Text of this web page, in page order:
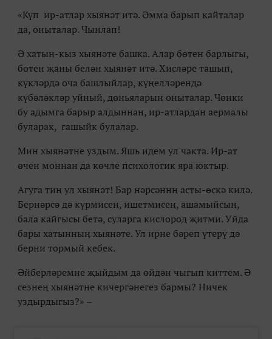
«Күп ир-атлар хыянәт итә. Әмма барып кайталар
да, оныталар. Чынлап!
Ә хатын-кыз хыянәте башка. Алар бөтен барлыгы,
бөтен җаны белән хыянәт итә. Хисләре ташып,
күкләрдә оча башлыйлар, күңелләрендә
күбәләкләр уйный, дөньяларын оныталар. Чөнки
бу адымга барыр алдыннан, ир-атлардан аермалы
буларак, гашыйк булалар.
Мин хыянәтне уздым. Яшь идем ул чакта. Ир-ат
өчен моннан да көчле психологик яра юктыр.
Агуга тиң ул хыянәт! Бар нәрсәннң асты-өскә килә.
Бернәрсә дә күрмисең, ишетмисең, ашамыйсың,
бала кайгысы бетә, суларга кислород җитми. Уйда
бары хатынның хыянәте. Ул ирне бәреп үтерү дә
берни тормый кебек.
Әйберләремне җыйдым да өйдән чыгып киттем. Ә
сезнең хыянәтне кичергәнегез бармы? Ничек
уздырдыгыз?» –